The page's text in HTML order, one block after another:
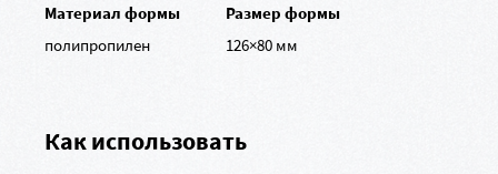
Материал формы
полипропилен
Размер формы
126×80 мм
Как использовать